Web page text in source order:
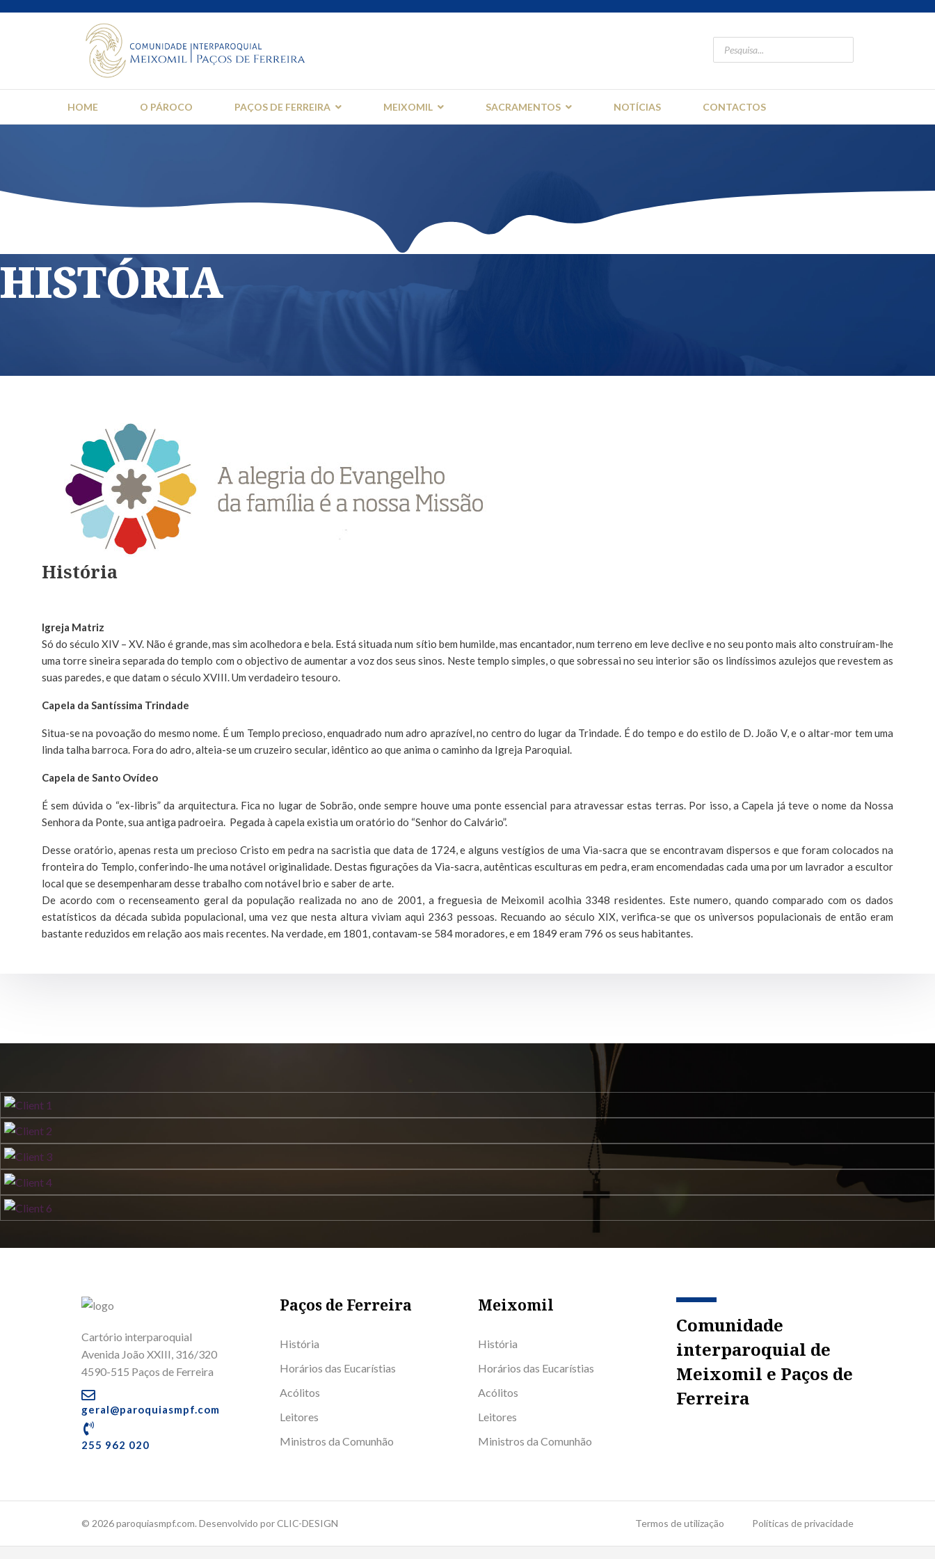
HOME O PÁROCO PAÇOS DE FERREIRA MEIXOMIL SACRAMENTOS NOTÍCIAS CONTACTOS
HISTÓRIA
História
Igreja Matriz
Só do século XIV – XV. Não é grande, mas sim acolhedora e bela. Está situada num sítio bem humilde, mas encantador, num terreno em leve declive e no seu ponto mais alto construíram-lhe
uma torre sineira separada do templo com o objectivo de aumentar a voz dos seus sinos. Neste templo simples, o que sobressai no seu interior são os lindíssimos azulejos que revestem as
suas paredes, e que datam o século XVIII. Um verdadeiro tesouro.
Capela da Santíssima Trindade
Situa-se na povoação do mesmo nome. É um Templo precioso, enquadrado num adro aprazível, no centro do lugar da Trindade. É do tempo e do estilo de D. João V, e o altar-mor tem uma
linda talha barroca. Fora do adro, alteia-se um cruzeiro secular, idêntico ao que anima o caminho da Igreja Paroquial.
Capela de Santo Ovídeo
É sem dúvida o “ex-libris” da arquitectura. Fica no lugar de Sobrão, onde sempre houve uma ponte essencial para atravessar estas terras. Por isso, a Capela já teve o nome da Nossa
Senhora da Ponte, sua antiga padroeira. Pegada à capela existia um oratório do “Senhor do Calvário”.
Desse oratório, apenas resta um precioso Cristo em pedra na sacristia que data de 1724, e alguns vestígios de uma Via-sacra que se encontravam dispersos e que foram colocados na
fronteira do Templo, conferindo-lhe uma notável originalidade. Destas figurações da Via-sacra, autênticas esculturas em pedra, eram encomendadas cada uma por um lavrador a escultor
local que se desempenharam desse trabalho com notável brio e saber de arte.
De acordo com o recenseamento geral da população realizada no ano de 2001, a freguesia de Meixomil acolhia 3348 residentes. Este numero, quando comparado com os dados
estatísticos da década subida populacional, uma vez que nesta altura viviam aqui 2363 pessoas. Recuando ao século XIX, verifica-se que os universos populacionais de então eram
bastante reduzidos em relação aos mais recentes. Na verdade, em 1801, contavam-se 584 moradores, e em 1849 eram 796 os seus habitantes.
Cartório interparoquial
Avenida João XXIII, 316/320
4590-515 Paços de Ferreira
geral@paroquiasmpf.com
255 962 020
Paços de Ferreira
História
Horários das Eucarístias
Acólitos
Leitores
Ministros da Comunhão
Meixomil
História
Horários das Eucarístias
Acólitos
Leitores
Ministros da Comunhão
Comunidade
interparoquial de
Meixomil e Paços de
Ferreira
© 2026 paroquiasmpf.com. Desenvolvido por CLIC-DESIGN Termos de utilização Políticas de privacidade